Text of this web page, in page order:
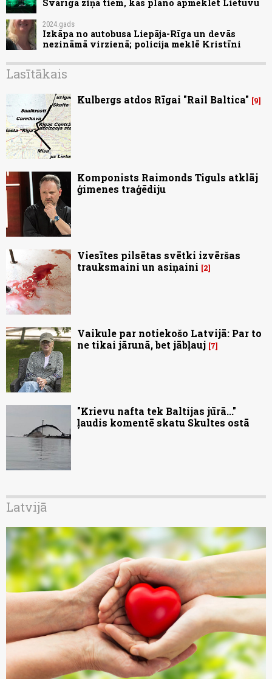
Svarīga ziņa tiem, kas plāno apmeklēt Lietuvu
2024.gads
Izkāpa no autobusa Liepāja-Rīga un devās
nezināmā virzienā; policija meklē Kristīni
Lasītākais
Kulbergs atdos Rīgai "Rail Baltica" 9
Komponists Raimonds Tiguls atklāj
ģimenes traģēdiju
Viesītes pilsētas svētki izvēršas
trauksmaini un asiņaini
2
Vaikule par notiekošo Latvijā: Par to
ne tikai jārunā, bet jābļauj 7
"Krievu nafta tek Baltijas jūrā..."
ļaudis komentē skatu Skultes ostā
Latvijā